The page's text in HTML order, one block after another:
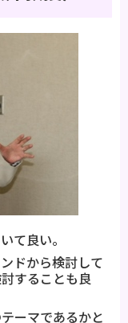
て良い。
ドから検討して
することも良
ーマであるかと